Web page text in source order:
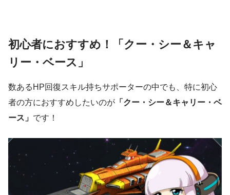
初心者におすすめ！「クー・シー＆キャ
リー・ベース」
数あるHP回復スキル持ちサポーターの中でも、特に初心
者の方におすすめしたいのが 「クー・シー＆キャリー・ベ
ース」 です！